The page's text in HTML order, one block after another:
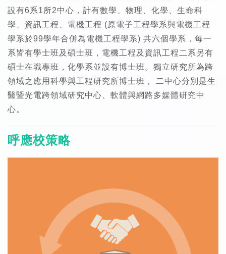
設有6系1所2中心，計有數學、物理、化學、生命科
學、資訊工程、電機工程 (原電子工程學系與電機工程
學系於99學年合併為電機工程學系) 共六個學系，每一
系皆有學士班及碩士班，電機工程及資訊工程二系另有
碩士在職專班，化學系並設有博士班。獨立研究所為跨
領域之應用科學與工程研究所博士班， 二中心分別是生
醫暨光電跨領域研究中心、軟體與網路多媒體研究中
心。
呼應校策略